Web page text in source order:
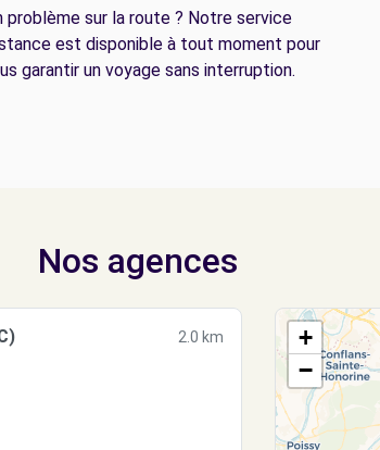
problème sur la route ? Notre service
est disponible à tout moment pour
garantir un voyage sans interruption.
Nos agences
2.0 km
+
−